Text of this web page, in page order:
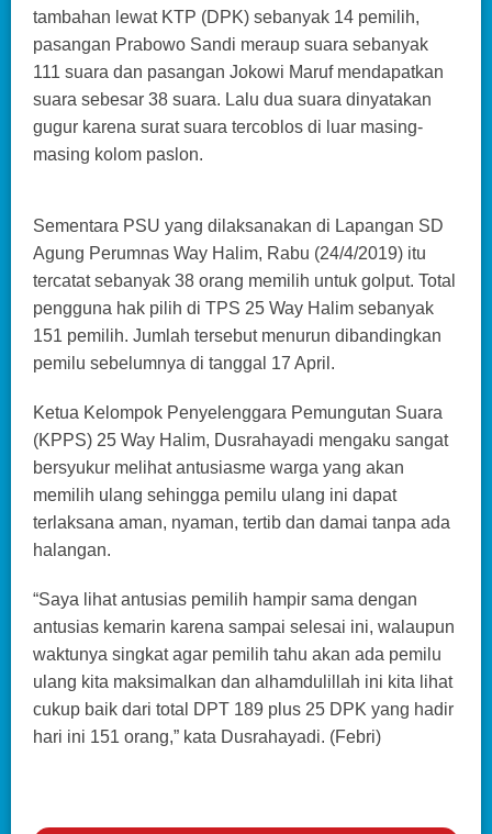
tambahan lewat KTP (DPK) sebanyak 14 pemilih,
pasangan Prabowo Sandi meraup suara sebanyak
111 suara dan pasangan Jokowi Maruf mendapatkan
suara sebesar 38 suara. Lalu dua suara dinyatakan
gugur karena surat suara tercoblos di luar masing-
masing kolom paslon.
Sementara PSU yang dilaksanakan di Lapangan SD
Agung Perumnas Way Halim, Rabu (24/4/2019) itu
tercatat sebanyak 38 orang memilih untuk golput. Total
pengguna hak pilih di TPS 25 Way Halim sebanyak
151 pemilih. Jumlah tersebut menurun dibandingkan
pemilu sebelumnya di tanggal 17 April.
Ketua Kelompok Penyelenggara Pemungutan Suara
(KPPS) 25 Way Halim, Dusrahayadi mengaku sangat
bersyukur melihat antusiasme warga yang akan
memilih ulang sehingga pemilu ulang ini dapat
terlaksana aman, nyaman, tertib dan damai tanpa ada
halangan.
“Saya lihat antusias pemilih hampir sama dengan
antusias kemarin karena sampai selesai ini, walaupun
waktunya singkat agar pemilih tahu akan ada pemilu
ulang kita maksimalkan dan alhamdulillah ini kita lihat
cukup baik dari total DPT 189 plus 25 DPK yang hadir
hari ini 151 orang,” kata Dusrahayadi. (Febri)